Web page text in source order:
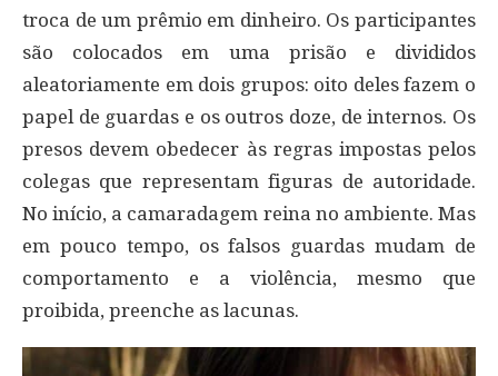
troca de um prêmio em dinheiro. Os participantes
são colocados em uma prisão e divididos
aleatoriamente em dois grupos: oito deles fazem o
papel de guardas e os outros doze, de internos. Os
presos devem obedecer às regras impostas pelos
colegas que representam figuras de autoridade.
No início, a camaradagem reina no ambiente. Mas
em pouco tempo, os falsos guardas mudam de
comportamento e a violência, mesmo que
proibida, preenche as lacunas.